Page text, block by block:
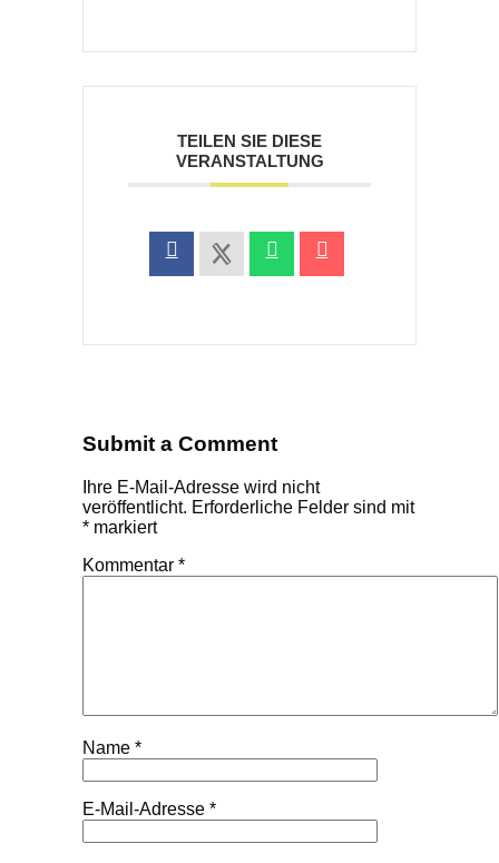
TEILEN SIE DIESE
VERANSTALTUNG
Submit a Comment
Ihre E-Mail-Adresse wird nicht
veröffentlicht. Erforderliche Felder sind mit
* markiert
Kommentar *
Name *
E-Mail-Adresse *